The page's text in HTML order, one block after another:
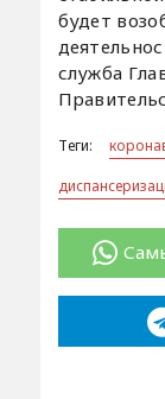
будет
служба
Теги: